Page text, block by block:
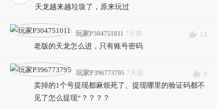
天龙越来越垃圾了，原来玩过
玩家P304751011 7天前
14
老版的天龙怎么进，只有账号密码
玩家P396773795 7天前
0
卖掉的1个号提现都麻烦死了、提现哪里的验证码都不
见了怎么提现“？？？？